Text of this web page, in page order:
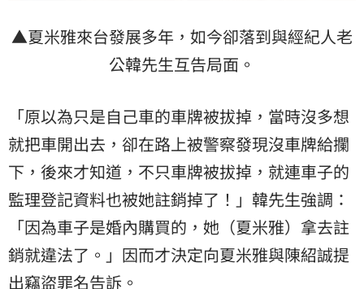
▲夏米雅來台發展多年，如今卻落到與經紀人老
公韓先生互告局面。
「原以為只是自己車的車牌被拔掉，當時沒多想
就把車開出去，卻在路上被警察發現沒車牌給攔
下，後來才知道，不只車牌被拔掉，就連車子的
監理登記資料也被她註銷掉了！」韓先生強調：
「因為車子是婚內購買的，她（夏米雅）拿去註
銷就違法了。」因而才決定向夏米雅與陳紹誠提
出竊盜罪名告訴。